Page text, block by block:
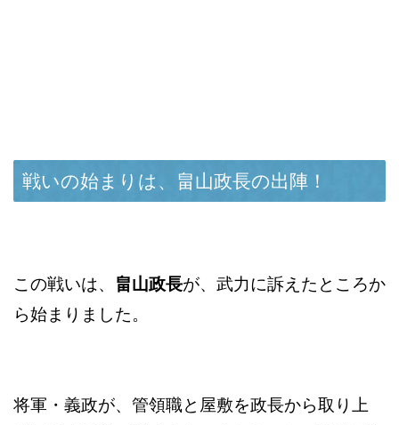
戦いの始まりは、畠山政長の出陣！
この戦いは、 畠山政長が、武力に訴えたところか
ら始まりました。
将軍・義政が、管領職と屋敷を政長から取り上